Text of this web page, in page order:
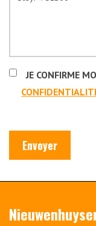
JE CONFIRME
Envoyer